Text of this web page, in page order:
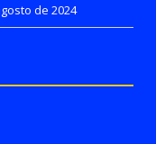
de 2024